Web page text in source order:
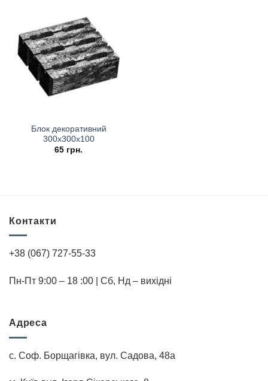
Блок декоративний
300х300х100
65 грн.
Контакти
+38 (067) 727-55-33
Пн-Пт 9:00 – 18 :00 | Cб, Нд – вихідні
Адреса
с. Соф. Борщагівка, вул. Садова, 48а